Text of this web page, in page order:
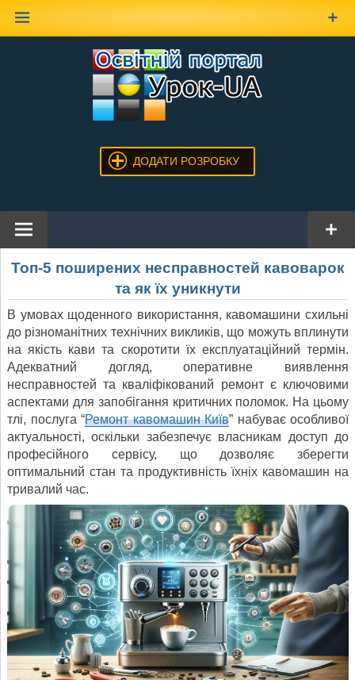
ДОДАТИ РОЗРОБКУ
Топ-5 поширених несправностей кавоварок
та як їх уникнути
В умовах щоденного використання, кавомашини схильні
до різноманітних технічних викликів, що можуть вплинути
на якість кави та скоротити їх експлуатаційний термін.
Адекватний догляд, оперативне виявлення
несправностей та кваліфікований ремонт є ключовими
аспектами для запобігання критичних поломок. На цьому
тлі, послуга “Ремонт кавомашин Київ” набуває особливої
актуальності, оскільки забезпечує власникам доступ до
професійного сервісу, що дозволяє зберегти
оптимальний стан та продуктивність їхніх кавомашин на
тривалий час.